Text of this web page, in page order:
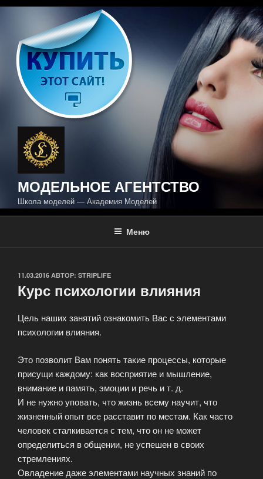
Перейти
содержимому
МОДЕЛЬНОЕ АГЕНТСТВО
Школа моделей — Академия Моделей
Меню
ОПУБЛИКОВАНО
11.03.2016 АВТОР: STRIPLIFE
Курс психологии влияния
Цель наших занятий ознакомить Вас с элементами
психологии влияния.
Это позволит Вам понять такие процессы, которые
присущи каждому: как восприятие и мышление,
внимание и память, эмоции и речь и т. д.
И не нужно уповать, что жизнь всему научит, что
жизненный опыт все расставит по местам. Как часто
человек сталкивается с тем, что он не может
определиться в общении, не успешен в своих
стремлениях.
Овладение даже элементами научных знаний по